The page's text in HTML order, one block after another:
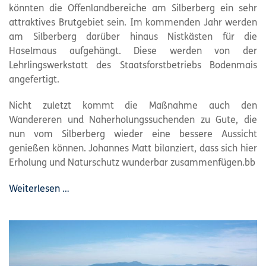
könnten die Offenlandbereiche am Silberberg ein sehr
attraktives Brutgebiet sein. Im kommenden Jahr werden
am Silberberg darüber hinaus Nistkästen für die
Haselmaus aufgehängt. Diese werden von der
Lehrlingswerkstatt des Staatsforstbetriebs Bodenmais
angefertigt.
Nicht zuletzt kommt die Maßnahme auch den
Wandereren und Naherholungssuchenden zu Gute, die
nun vom Silberberg wieder eine bessere Aussicht
genießen können. Johannes Matt bilanziert, dass sich hier
Erholung und Naturschutz wunderbar zusammenfügen.bb
Weiterlesen …